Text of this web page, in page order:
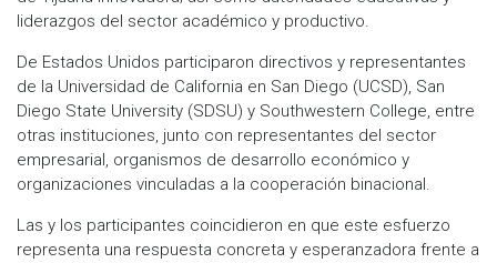
liderazgos del sector académico y productivo.
De Estados Unidos participaron directivos y representantes
de la Universidad de California en San Diego (UCSD), San
Diego State University (SDSU) y Southwestern College, entre
otras instituciones, junto con representantes del sector
empresarial, organismos de desarrollo económico y
organizaciones vinculadas a la cooperación binacional.
Las y los participantes coincidieron en que este esfuerzo
representa una respuesta concreta y esperanzadora frente a